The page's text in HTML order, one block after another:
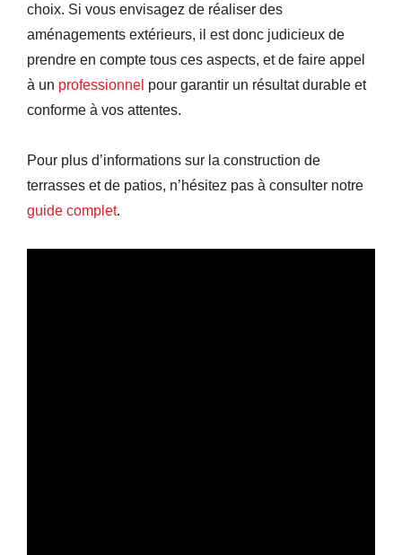
choix. Si vous envisagez de réaliser des
aménagements extérieurs, il est donc judicieux de
prendre en compte tous ces aspects, et de faire appel
à un professionnel pour garantir un résultat durable et
conforme à vos attentes.
Pour plus d’informations sur la construction de
terrasses et de patios, n’hésitez pas à consulter notre
guide complet.